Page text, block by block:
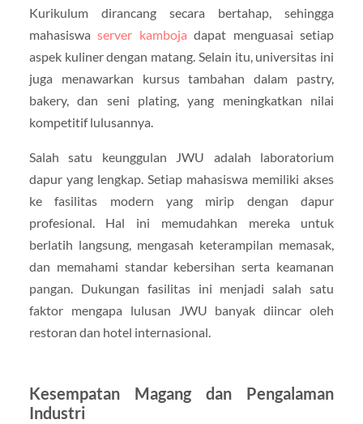
Kurikulum dirancang secara bertahap, sehingga
mahasiswaserver kamboja dapat menguasai setiap
aspek kuliner dengan matang. Selain itu, universitas ini
juga menawarkan kursus tambahan dalam pastry,
bakery, dan seni plating, yang meningkatkan nilai
kompetitif lulusannya.
Salah satu keunggulan JWU adalah laboratorium
dapur yang lengkap. Setiap mahasiswa memiliki akses
ke fasilitas modern yang mirip dengan dapur
profesional. Hal ini memudahkan mereka untuk
berlatih langsung, mengasah keterampilan memasak,
dan memahami standar kebersihan serta keamanan
pangan. Dukungan fasilitas ini menjadi salah satu
faktor mengapa lulusan JWU banyak diincar oleh
restoran dan hotel internasional.
Kesempatan Magang dan Pengalaman
Industri